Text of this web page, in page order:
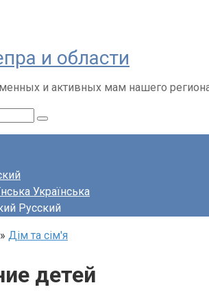
и области
и активных мам нашего
Українська
Русский
» Дім та сім'я
детей